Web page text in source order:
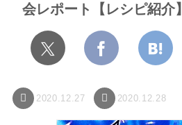
会レポート【レシピ紹介】
2020.12.27 2020.12.28